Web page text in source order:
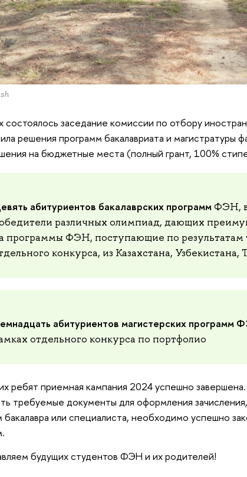
состоялось заседание комиссии по отбору
решения программ бакалавриата и магистратуры
на бюджетные места (полный грант, 100%
абитуриентов бакалаврских программФЭН, в
различных олимпиад, дающих
программы ФЭН, поступающие по результатам
конкурса, из Казахстана,
абитуриентов магистерских программ
отдельного конкурса по портфолио
ребят приемная кампания 2024 успешно
требуемые документы для оформления
или специалиста, необходимо успешно
будущих студентов ФЭН и их родителей!